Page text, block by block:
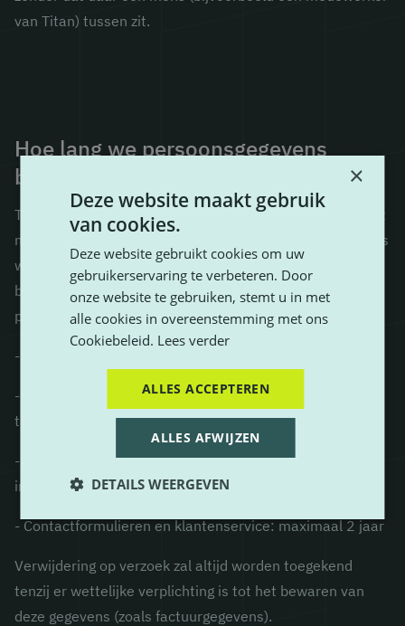
van Titan) tussen zit.
Hoe lang we persoonsgegevens
bewaren
Titan bewaart je persoonsgegevens niet langer dan strikt
nodig is om de doelen te realiseren waarvoor je gegevens
worden verzameld. Wij hanteren de volgende
bewaartermijnen voor de volgende (categorieën) van
persoonsgegevens:
- Bestel- en factuurgegevens: minimaal 7 jaar
- Klantgegevens: maximaal 5 jaar na de laatste
transactie
- Marketinggegevens: totdat toestemming wordt
ingetrokken
- Contactformulieren en klantenservice: maximaal 2 jaar
Verwijdering op verzoek zal altijd worden toegekend
tenzij er wettelijke verplichting is tot het bewaren van
deze gegevens (zoals factuurgegevens).
×
Deze website maakt gebruik
van cookies.
Deze website gebruikt cookies om uw
gebruikerservaring te verbeteren. Door
onze website te gebruiken, stemt u in met
alle cookies in overeenstemming met ons
Cookiebeleid. Lees verder
ALLES ACCEPTEREN
ALLES AFWIJZEN
DETAILS WEERGEVEN